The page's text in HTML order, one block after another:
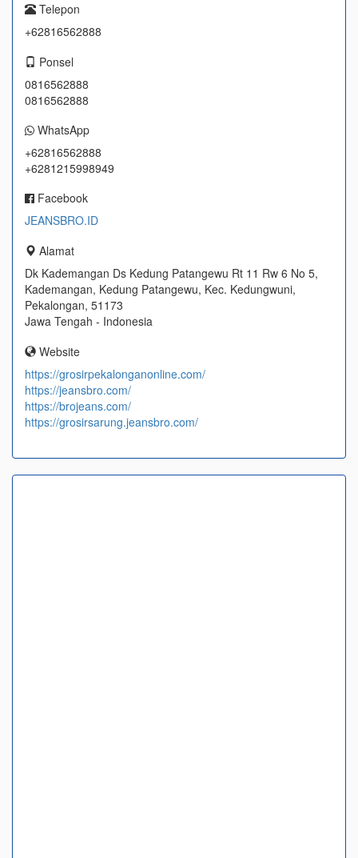
Telepon
+62816562888
Ponsel
0816562888
0816562888
WhatsApp
+62816562888
+6281215998949
Facebook
JEANSBRO.ID
Alamat
Dk Kademangan Ds Kedung Patangewu Rt 11 Rw 6 No 5,
Kademangan, Kedung Patangewu, Kec. Kedungwuni,
Pekalongan, 51173
Jawa Tengah - Indonesia
Website
https://grosirpekalonganonline.com/
https://jeansbro.com/
https://brojeans.com/
https://grosirsarung.jeansbro.com/